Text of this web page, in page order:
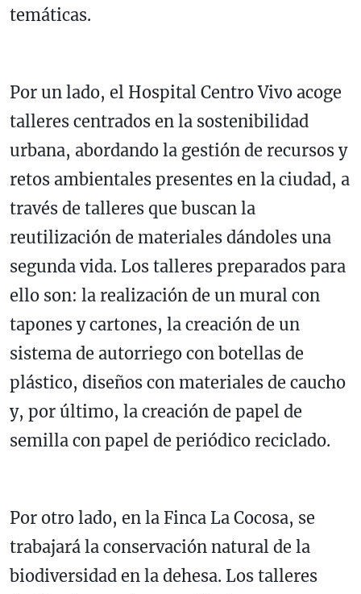
temáticas.
Por un lado, el Hospital Centro Vivo acoge
talleres centrados en la sostenibilidad
urbana, abordando la gestión de recursos y
retos ambientales presentes en la ciudad, a
través de talleres que buscan la
reutilización de materiales dándoles una
segunda vida. Los talleres preparados para
ello son: la realización de un mural con
tapones y cartones, la creación de un
sistema de autorriego con botellas de
plástico, diseños con materiales de caucho
y, por último, la creación de papel de
semilla con papel de periódico reciclado.
Por otro lado, en la Finca La Cocosa, se
trabajará la conservación natural de la
biodiversidad en la dehesa. Los talleres